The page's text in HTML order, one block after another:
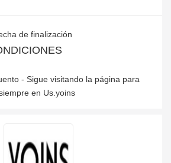
de finalización
- Sigue visitando la página para
en Us.yoins